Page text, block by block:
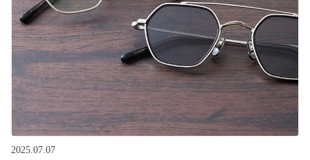
2025.07.07